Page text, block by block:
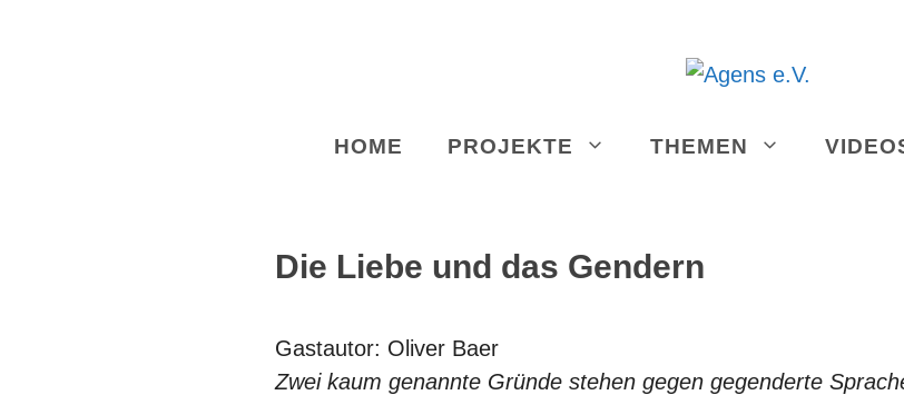
HOME PROJEKTE THEMEN
Die Liebe und das Gendern
Gastautor: Oliver Baer
Zwei kaum genannte Gründe stehen gegen gegenderte